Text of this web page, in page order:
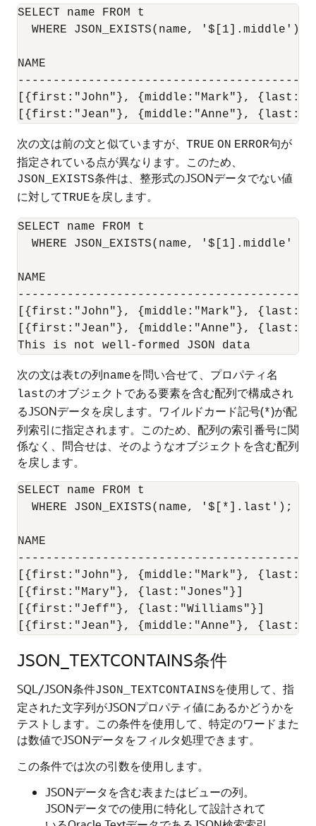
SELECT name FROM t
  WHERE JSON_EXISTS(name, '$[1].middle');
NAME
[{first:"John"}, {middle:"Mark"},
次の文は前の文と似ていますが、 TRUE ON ERROR句が
指定されている点が異なります。このため、
JSON_EXISTS条件は、整形式のJSONデータでない値
に対してTRUEを戻します。
SELECT name FROM t
WHERE JSON_EXISTS(name, '$[1].middle'
NAME
[{first:"John"}, {middle:"Mark"},
[{first:"Jean"}, {middle:"Anne"},
次の文は表tの列nameを問い合せて、プロパティ名
lastのオブジェクトである要素を含む配列で構成され
るJSONデータを戻します。ワイルドカード記号(*)が配
列索引に指定されます。このため、配列の索引番号に関
係なく、問合せは、そのようなオブジェクトを含む配列
を戻します。
SELECT name FROM t
  WHERE JSON_EXISTS(name, '$[*].last');
NAME
[{first:"John"}, {middle:"Mark"},
[{first:"Mary"}, {last:"Jones"}]
[{first:"Jeff"}, {last:"Williams"}]
[{first:"Jean"}, {middle:"Anne"},
JSON_TEXTCONTAINS条件
SQL/JSON条件JSON_TEXTCONTAINSを使用して、指
定された文字列がJSONプロパティ値にあるかどうかを
テストします。この条件を使用して、特定のワードまた
は数値でJSONデータをフィルタ処理できます。
この条件では次の引数を使用します。
JSONデータを含む表またはビューの列。
JSONデータでの使用に特化して設計されて